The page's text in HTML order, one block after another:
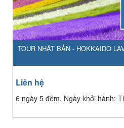
TOUR NHẬT BẢN - HOKKAIDO
Liên hệ
6 ngày 5 đêm, Ngày khởi hành: